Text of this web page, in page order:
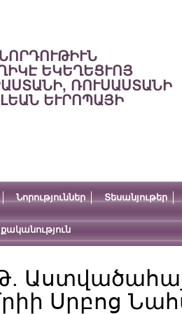
ԵԿԵՂԵՑՒՈՅ
ՌՈՒՍԱՍՏԱՆԻ
ԵՒՐՈՊԱՅԻ
Նորություններ Տեսանյութեր
Սրբոց